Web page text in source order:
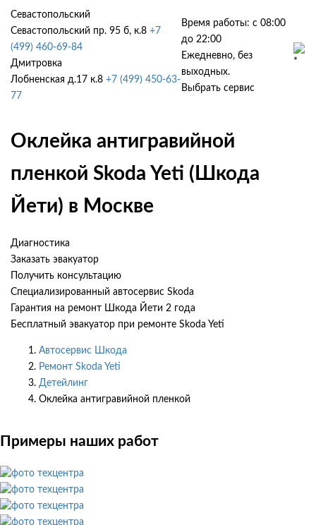
Севастопольский
Севастопольский пр. 95 б, к.8 +7
(499) 460-69-84
Дмитровка
Лобненская д.17 к.8 +7 (499) 450-63-
77
Время работы: с 08:00
до 22:00
Ежедневно, без
выходных.
Выбрать сервис
Оклейка антигравийной
пленкой Skoda Yeti (Шкода
Йети) в Москве
Диагностика
Заказать эвакуатор
Получить консультацию
Специализированный автосервис Skoda
Гарантия на ремонт Шкода Йети 2 года
Бесплатный эвакуатор при ремонте Skoda Yeti
Автосервис Шкода
Ремонт Skoda Yeti
Детейлинг
Оклейка антигравийной пленкой
Примеры наших работ